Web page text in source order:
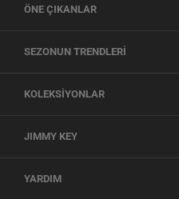
ÖNE ÇIKANLAR
SEZONUN TRENDLERİ
KOLEKSİYONLAR
JIMMY KEY
YARDIM